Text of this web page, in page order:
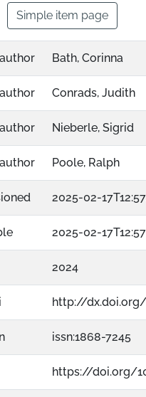
Simple item page
Bath, Corinna
Conrads, Judith
Nieberle, Sigrid
Poole, Ralph
2025-02-
2025-02-
2024
http://
issn:1868-7245
https://doi.org/